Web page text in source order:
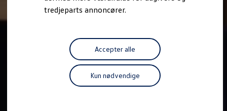
tredjeparts annoncører.
Accepter alle
Kun nødvendige
Tilbehør
Fordele ved at vælge autoriseret værksted til din
Om Volkswagen
Nyheder
Tilmeld nyhedsbrev
Pressemeddelser
Kalenderbillede